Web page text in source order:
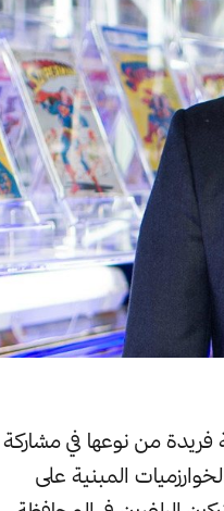
فريدة من نوعها في مشاركة
المبنية على